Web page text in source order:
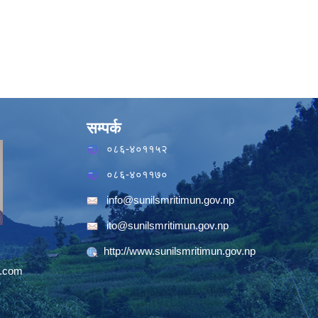
सम्पर्क
०८६-४०११५२
०८६-४०११७०
info@sunilsmritimun.gov.np
ito@sunilsmritimun.gov.np
http://www.sunilsmritimun.gov.np